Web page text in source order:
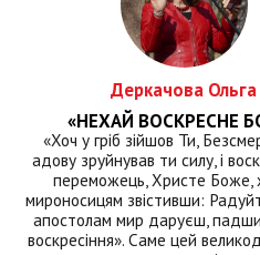
Деркачова Ольга
«НЕХАЙ ВОСКРЕСНЕ
«Хоч у гріб зійшов Ти,
адову зруйнував ти силу, і
переможець, Христе Боже,
мироносицям звістивши:
апостолам мир даруєш,
воскресіння». Саме цей